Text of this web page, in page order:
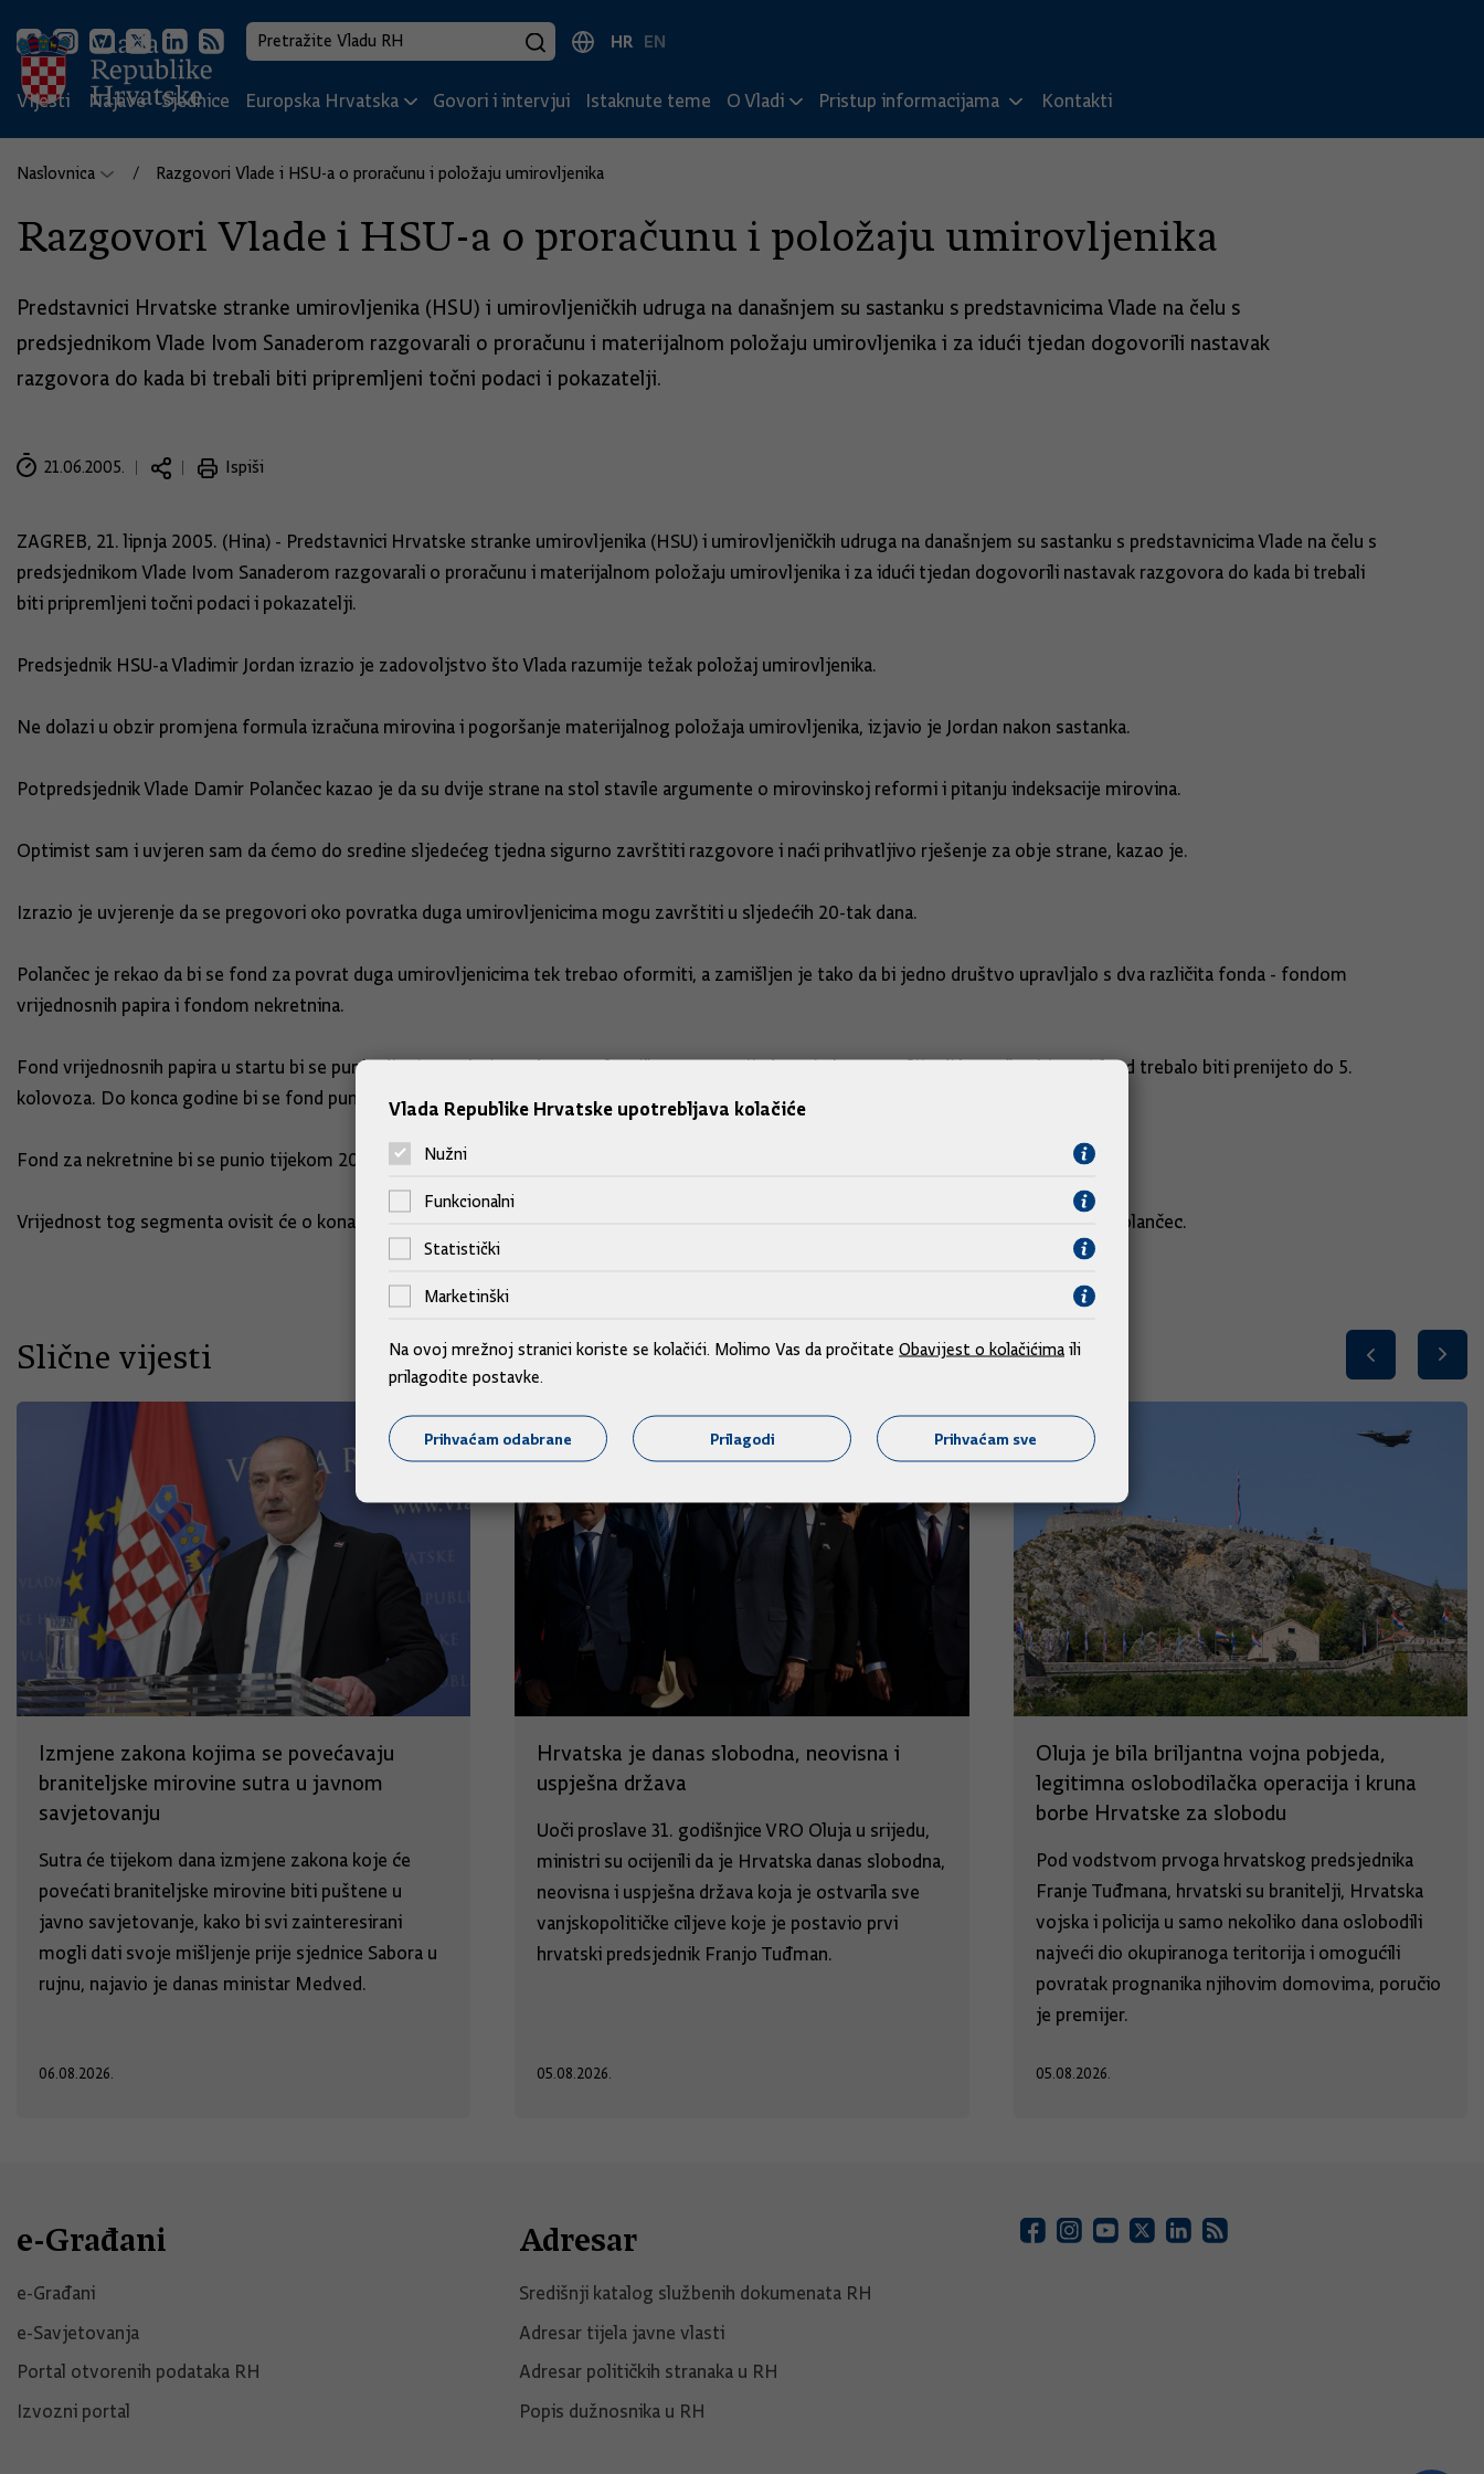
HR EN
Vijesti Najave Sjednice Europska Hrvatska Govori i intervjui Istaknute teme O Vladi Pristup informacijama Kontakti
Naslovnica Razgovori Vlade i HSU-a o proračunu i položaju umirovljenika
Razgovori Vlade i HSU-a o proračunu i položaju umirovljenika
Predstavnici Hrvatske stranke umirovljenika (HSU) i umirovljeničkih udruga na današnjem su sastanku s predstavnicima Vlade na čelu s
predsjednikom Vlade Ivom Sanaderom razgovarali o proračunu i materijalnom položaju umirovljenika i za idući tjedan dogovorili nastavak
razgovora do kada bi trebali biti pripremljeni točni podaci i pokazatelji.
21.06.2005. Ispiši
ZAGREB, 21. lipnja 2005. (Hina) - Predstavnici Hrvatske stranke umirovljenika (HSU) i umirovljeničkih udruga na današnjem su sastanku s predstavnicima Vlade na čelu s
predsjednikom Vlade Ivom Sanaderom razgovarali o proračunu i materijalnom položaju umirovljenika i za idući tjedan dogovorili nastavak razgovora do kada bi trebali
biti pripremljeni točni podaci i pokazatelji.
Predsjednik HSU-a Vladimir Jordan izrazio je zadovoljstvo što Vlada razumije težak položaj umirovljenika.
Ne dolazi u obzir promjena formula izračuna mirovina i pogoršanje materijalnog položaja umirovljenika, izjavio je Jordan nakon sastanka.
Potpredsjednik Vlade Damir Polančec kazao je da su dvije strane na stol stavile argumente o mirovinskoj reformi i pitanju indeksacije mirovina.
Optimist sam i uvjeren sam da ćemo do sredine sljedećeg tjedna sigurno završtiti razgovore i naći prihvatljivo rješenje za obje strane, kazao je.
Izrazio je uvjerenje da se pregovori oko povratka duga umirovljenicima mogu završtiti u sljedećih 20-tak dana.
Polančec je rekao da bi se fond za povrat duga umirovljenicima tek trebao oformiti, a zamišljen je tako da bi jedno društvo upravljalo s dva različita fonda - fondom
vrijednosnih papira i fondom nekretnina.
Fond vrijednosnih papira u startu bi se punio dionicama koje su danas u vlasništvu RH u vrijednosti oko pet milijardi kuna, što bi u taj fond trebalo biti prenijeto do 5.
kolovoza. Do konca godine bi se fond punio s još dionica, u vrijednosti oko pet milijardi kuna.
Fond za nekretnine bi se punio tijekom 2005. i 2006.
Vrijednost tog segmenta ovisit će o konačnom izračunu ukupnog duga umirovljenicima koji bi trebao biti gotov do 30. lipnja, kazao je Polančec.
Slične vijesti
Izmjene zakona kojima se povećavaju
braniteljske mirovine sutra u javnom
savjetovanju
Sutra će tijekom dana izmjene zakona koje će
povećati braniteljske mirovine biti puštene u
javno savjetovanje, kako bi svi zainteresirani
mogli dati svoje mišljenje prije sjednice Sabora u
rujnu, najavio je danas ministar Medved.
06.08.2026.
Hrvatska je danas slobodna, neovisna i
uspješna država
Uoči proslave 31. godišnjice VRO Oluja u srijedu,
ministri su ocijenili da je Hrvatska danas slobodna,
neovisna i uspješna država koja je ostvarila sve
vanjskopolitičke ciljeve koje je postavio prvi
hrvatski predsjednik Franjo Tuđman.
05.08.2026.
Oluja je bila briljantna vojna pobjeda,
legitimna oslobodilačka operacija i kruna
borbe Hrvatske za slobodu
Pod vodstvom prvoga hrvatskog predsjednika
Franje Tuđmana, hrvatski su branitelji, Hrvatska
vojska i policija u samo nekoliko dana oslobodili
najveći dio okupiranoga teritorija i omogućili
povratak prognanika njihovim domovima, poručio
je premijer.
05.08.2026.
e-Građani
e-Građani
e-Savjetovanja
Portal otvorenih podataka RH
Izvozni portal
Adresar
Središnji katalog službenih dokumenata RH
Adresar tijela javne vlasti
Adresar političkih stranaka u RH
Popis dužnosnika u RH
Vlada Republike Hrvatske upotrebljava kolačiće
Nužni
Funkcionalni
Statistički
Marketinški
Na ovoj mrežnoj stranici koriste se kolačići. Molimo Vas da pročitate Obavijest o kolačićima ili
prilagodite postavke.
Prihvaćam odabrane Prilagodi Prihvaćam sve